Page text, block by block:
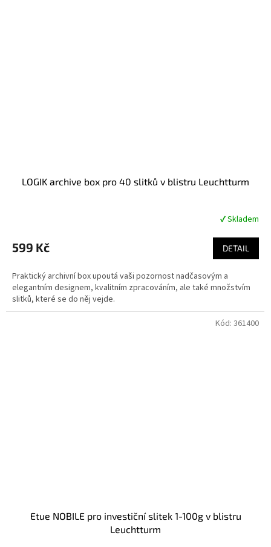
LOGIK archive box pro 40 slitků v blistru Leuchtturm
produktu
je
z
5
hvězdiček.
✔ Skladem
599 Kč DETAIL
Praktický archivní box upoutá vaši pozornost nadčasovým a
elegantním designem, kvalitním zpracováním, ale také množstvím
slitků, které se do něj vejde.
Etue NOBILE pro investiční slitek 1-100g v blistru
Leuchtturm
Kód: 361400